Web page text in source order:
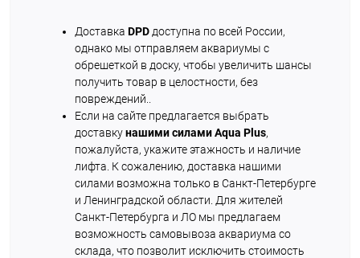
Доставка DPD доступна по всей России,
однако мы отправляем аквариумы с
обрешеткой в доску, чтобы увеличить шансы
получить товар в целостности, без
повреждений..
Если на сайте предлагается выбрать
доставкунашими силами Aqua Plus,
пожалуйста, укажите этажность и наличие
лифта. К сожалению, доставка нашими
силами возможна только в Санкт-Петербурге
и Ленинградской области. Для жителей
Санкт-Петербурга и ЛО мы предлагаем
возможность самовывоза аквариума со
склада, что позволит исключить стоимость